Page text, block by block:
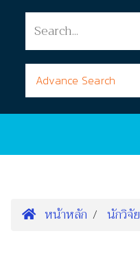
Advance Search
หน้าหลัก นักวิจัย